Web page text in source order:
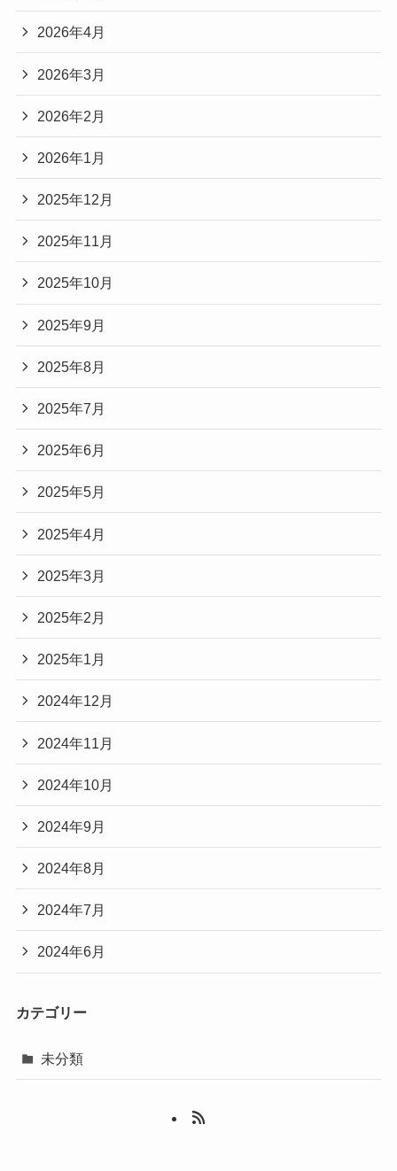
2026年4月
2026年3月
2026年2月
2026年1月
2025年12月
2025年11月
2025年10月
2025年9月
2025年8月
2025年7月
2025年6月
2025年5月
2025年4月
2025年3月
2025年2月
2025年1月
2024年12月
2024年11月
2024年10月
2024年9月
2024年8月
2024年7月
2024年6月
カテゴリー
未分類